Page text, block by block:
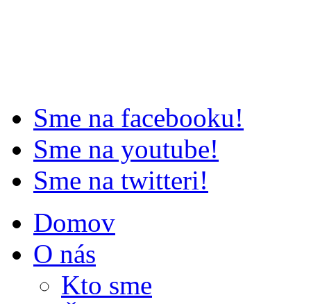
Sme na facebooku!
Sme na youtube!
Sme na twitteri!
Domov
O nás
Kto sme